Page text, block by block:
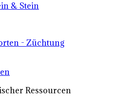
& Stein
- Züchtung
Ressourcen